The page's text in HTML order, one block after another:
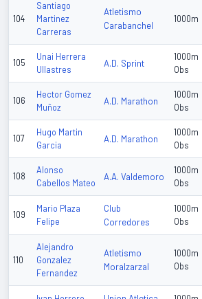
104
Santiago
Martinez
Carreras
Atletismo
Carabanchel
1000m
105
Unai Herrera
Ullastres
A.D. Sprint
1000m
Obs
106
Hector Gomez
Muñoz
A.D. Marathon
1000m
Obs
107
Hugo Martin
Garcia
A.D. Marathon
1000m
Obs
108
Alonso
Cabellos Mateo
A.A. Valdemoro
1000m
Obs
109
Mario Plaza
Felipe
Club
Corredores
1000m
Obs
110
Alejandro
Gonzalez
Fernandez
Atletismo
Moralzarzal
1000m
Obs